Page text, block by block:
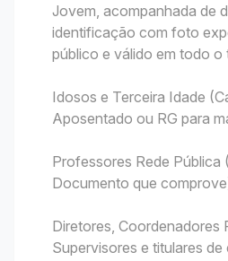
Jovem, acompanhada de
identificação com foto
público e válido em todo o
Idosos e Terceira Idade
Aposentado ou RG para
Professores Rede Pública
Documento que
Diretores, Coordenadores
Supervisores e titulares